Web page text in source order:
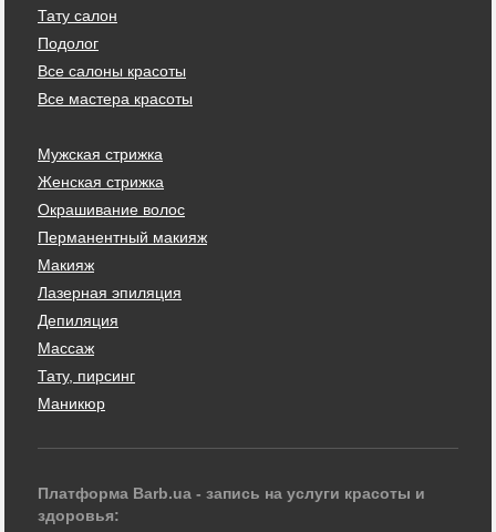
Тату салон
Подолог
Все салоны красоты
Все мастера красоты
Мужская стрижка
Женская стрижка
Окрашивание волос
Перманентный макияж
Макияж
Лазерная эпиляция
Депиляция
Массаж
Тату, пирсинг
Маникюр
Платформа Barb.ua - запись на услуги красоты и
здоровья: